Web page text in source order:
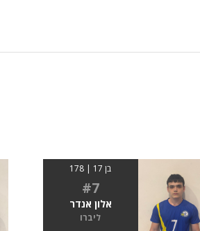
בן 17 | 178
#7
אלון אנדר
ליברו